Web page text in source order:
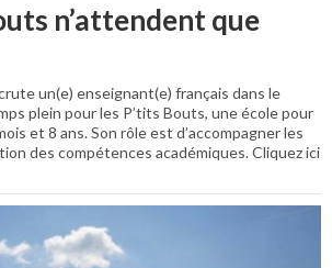
n’attendent que
un(e) enseignant(e) français dans le
plein pour les P’tits Bouts, une école pour
et 8 ans. Son rôle est d’accompagner les
des compétences académiques. Cliquez ici